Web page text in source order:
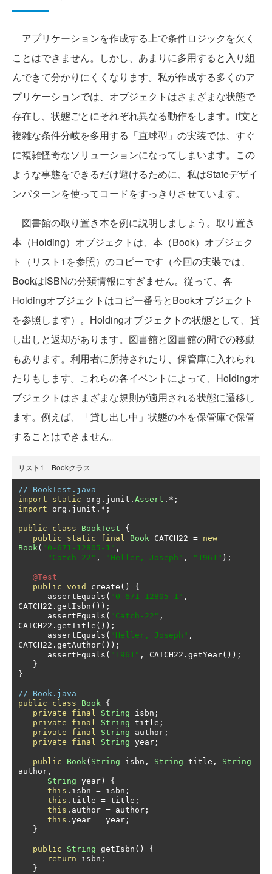
アプリケーションを作成する上で条件ロジックを欠く
ことはできません。しかし、あまりに多用すると入り組
んできて分かりにくくなります。私が作成する多くのア
プリケーションでは、オブジェクトはさまざまな状態で
存在し、状態ごとにそれぞれ異なる動作をします。if文と
複雑な条件分岐を多用する「直球型」の実装では、すぐ
に複雑怪奇なソリューションになってしまいます。この
ような事態をできるだけ避けるために、私はStateデザイ
ンパターンを使ってコードをすっきりさせています。
図書館の取り置き本を例に説明しましょう。取り置き
本（Holding）オブジェクトは、本（Book）オブジェク
ト（リスト1を参照）のコピーです（今回の実装では、
BookはISBNの分類情報にすぎません。従って、各
Holdingオブジェクトはコピー番号とBookオブジェクト
を参照します）。Holdingオブジェクトの状態として、貸
し出しと返却があります。図書館と図書館の間での移動
もあります。利用者に所持されたり、保管庫に入れられ
たりもします。これらの各イベントによって、Holdingオ
ブジェクトはさまざまな規則が適用される状態に遷移し
ます。例えば、「貸し出し中」状態の本を保管庫で保管
することはできません。
リスト1 Bookクラス
// BookTest.java
import
static org . junit . Assert .*;
import org . junit .*;
public class BookTest
{
public
static final Book CATCH22 = new
Book( "0-671-12805-1" ,
"Catch-22" , "Heller, Joseph" , "1961" );
@Test
public void create ()
{
      assertEquals
( "0-671-12805-1" ,
CATCH22 . getIsbn ());
      assertEquals
( "Catch-22" ,
CATCH22 . getTitle ());
      assertEquals
( "Heller, Joseph" ,
CATCH22 . getAuthor());
      assertEquals
( "1961" , CATCH22 . getYear());
}
}
// Book.java
public
class Book {
private
final String isbn ;
private
final String title ;
private
final String author ;
private
final String year ;
public Book( String isbn , String title ,
String
author ,
String year )
{
this . isbn = isbn ;
this . title = title ;
this . author = author ;
this . year = year ;
}
public String getIsbn ()
{
return isbn ;
}